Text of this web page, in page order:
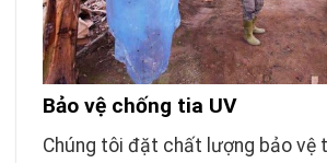
Bảo vệ chống tia UV
Chúng tôi đặt chất lượng bảo vệ